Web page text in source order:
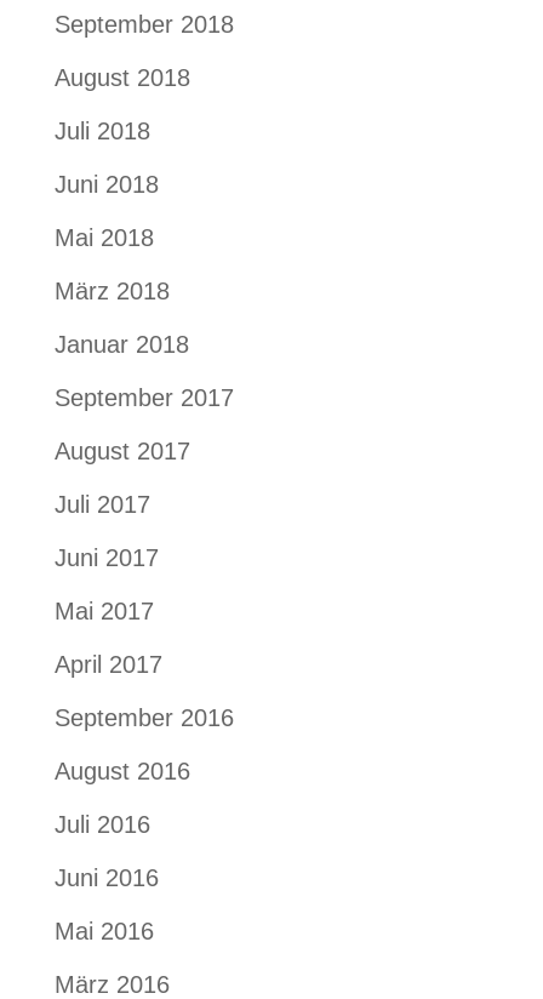
September 2018
August 2018
Juli 2018
Juni 2018
Mai 2018
März 2018
Januar 2018
September 2017
August 2017
Juli 2017
Juni 2017
Mai 2017
April 2017
September 2016
August 2016
Juli 2016
Juni 2016
Mai 2016
März 2016